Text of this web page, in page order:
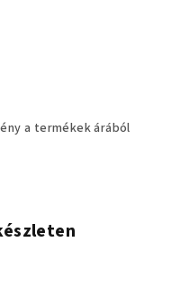
a termékek árából